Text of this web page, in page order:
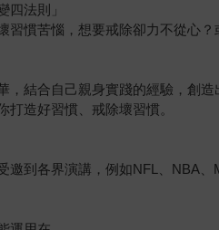
法則」
習慣苦惱，想要戒除卻力不從心
，結合自己親身實踐的經驗，創
造好習慣、戒除壞習慣。
邀到各界演講，例如NFL、NBA